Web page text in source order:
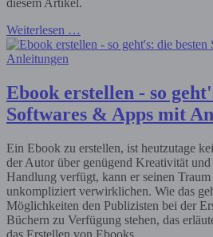
Weiterlesen …
Ebook erstellen - so
Softwares & Apps mit
Ein Ebook zu erstellen, ist heutzutage
der Autor über genügend Kreativität
Handlung verfügt, kann er seinen
unkompliziert verwirklichen. Wie das
Möglichkeiten den Publizisten bei der
Büchern zu Verfügung stehen, das
das Erstellen von Ebooks.